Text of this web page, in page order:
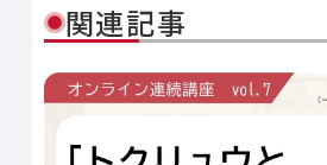
関連記事